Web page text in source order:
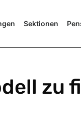
Sektionen
zu